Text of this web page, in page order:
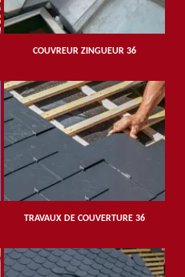
COUVREUR ZINGUEUR 36
TRAVAUX DE COUVERTURE 36